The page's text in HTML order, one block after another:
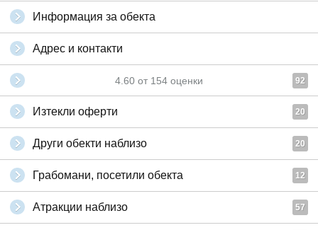
Информация за обекта
Адрес и контакти
4.60 от 154 оценки 92
Изтекли оферти 20
Други обекти наблизо 20
Грабомани, посетили обекта 12
Атракции наблизо 57